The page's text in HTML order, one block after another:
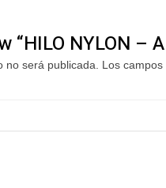
NYLON –
no será publicada. Los